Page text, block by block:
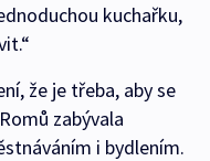
kuchařku,
že je třeba, aby se
zabývala
i bydlením.